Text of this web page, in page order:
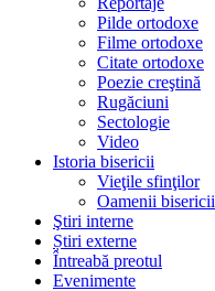
Pilde ortodoxe
Filme ortodoxe
Citate ortodoxe
Poezie creştină
Rugăciuni
Sectologie
Video
Istoria bisericii
Vieţile sfinţilor
Oamenii bisericii
Ştiri interne
Știri externe
Întreabă preotul
Evenimente